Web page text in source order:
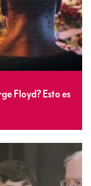
Floyd? Esto es